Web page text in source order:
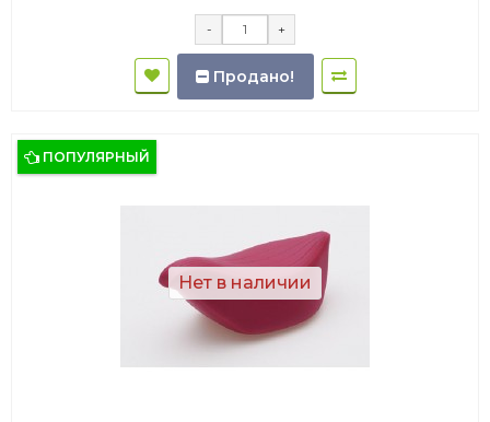
- +
Продано!
ПОПУЛЯРНЫЙ
Нет в наличии